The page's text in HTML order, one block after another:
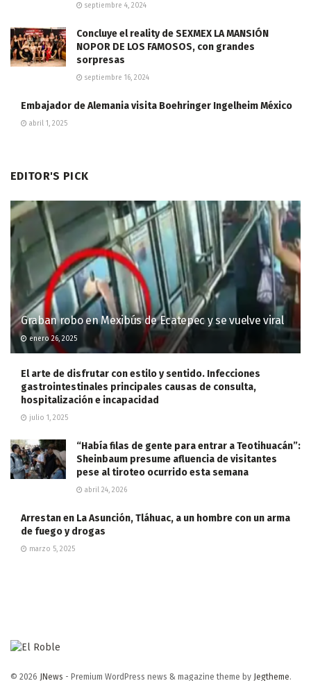
septiembre 4, 2024
Concluye el reality de SEXMEX LA MANSIÓN
NOPOR DE LOS FAMOSOS, con grandes
sorpresas
septiembre 16, 2024
Embajador de Alemania visita Boehringer Ingelheim México
abril 1, 2025
EDITOR'S PICK
Graban robo en Mexibús de Ecatepec y se vuelve viral
enero 26, 2025
El arte de disfrutar con estilo y sentido. Infecciones
gastrointestinales principales causas de consulta,
hospitalización e incapacidad
julio 1, 2025
“Había filas de gente para entrar a Teotihuacán”:
Sheinbaum presume afluencia de visitantes
pese al tiroteo ocurrido esta semana
abril 24, 2026
Arrestan en La Asunción, Tláhuac, a un hombre con un arma
de fuego y drogas
marzo 5, 2025
© 2026 JNews - Premium WordPress news & magazine theme by Jegtheme.